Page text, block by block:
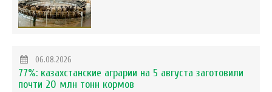
06.08.2026
77%: казахстанские аграрии на 5 августа заготовили
почти 20 млн тонн кормов